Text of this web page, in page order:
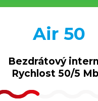
Air 50
Bezdrátový
Rychlost 50/5